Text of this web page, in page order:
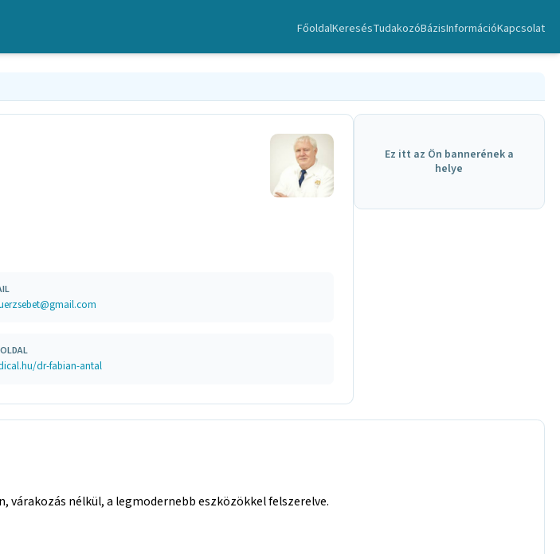
FőoldalKeresésTudakozóBázisInformációKapcsolat
dr-fabian-antal
Ez itt az Ön bannerének a
helye
nélkül, a legmodernebb eszközökkel felszerelve.